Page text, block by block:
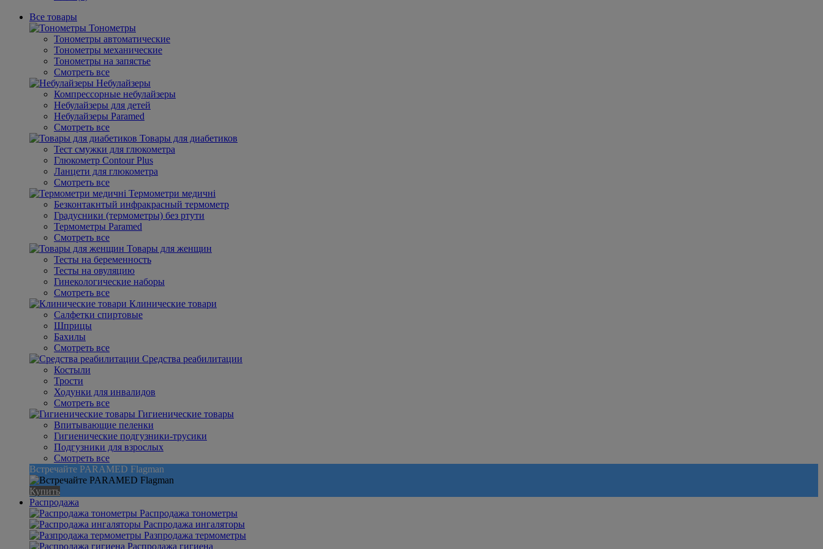
Все товары
Тонометры
Тонометры автоматические
Тонометры механические
Тонометры на запястье
Смотреть все
Небулайзеры
Компрессорные небулайзеры
Небулайзеры для детей
Небулайзеры Paramed
Смотреть все
Товары для диабетиков
Тест смужки для глюкометра
Глюкометр Contour Plus
Ланцети для глюкометра
Смотреть все
Термометри медичні
Безконтакнтый инфракрасный термометр
Градусники (термометры) без ртути
Термометры Paramed
Смотреть все
Товары для женщин
Тесты на беременность
Тесты на овуляцию
Гинекологические наборы
Смотреть все
Клинические товари
Салфетки спиртовые
Шприцы
Бахилы
Смотреть все
Средства реабилитации
Костыли
Трости
Ходунки для инвалидов
Смотреть все
Гигиенические товары
Впитывающие пеленки
Гигиенические подгузники-трусики
Подгузники для взрослых
Смотреть все
Встречайте PARAMED Flagman
Купить
Распродажа
Распродажа тонометры
Распродажа ингаляторы
Разпродажа термометры
Распродажа гигиена